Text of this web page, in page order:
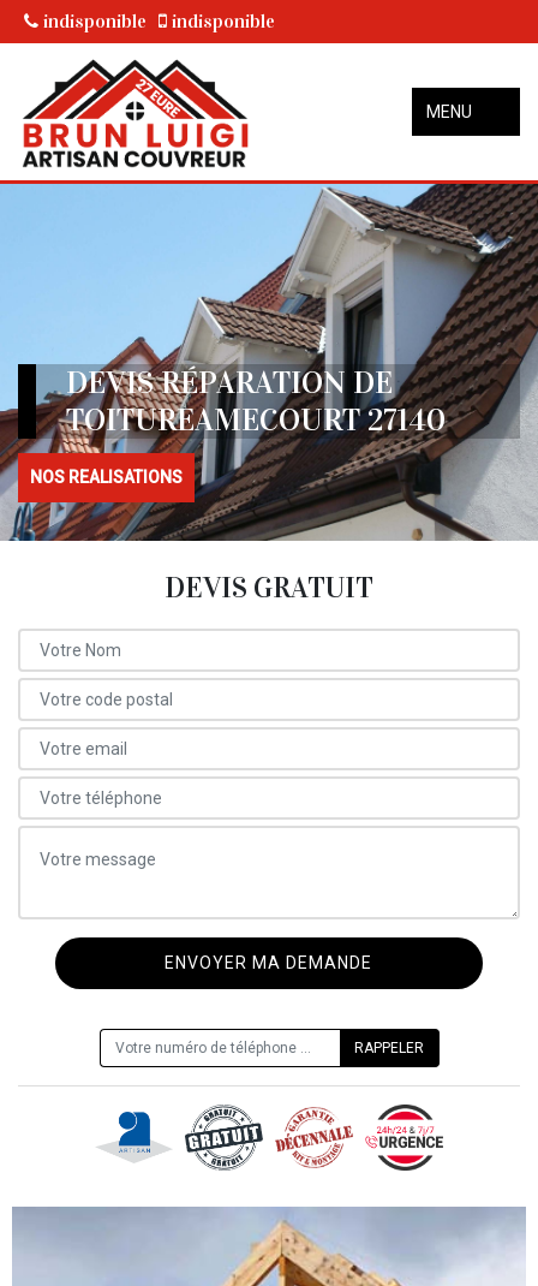
indisponible indisponible
MENU
DEVIS RÉPARATION DE
TOITUREAMECOURT 27140
NOS REALISATIONS
DEVIS GRATUIT